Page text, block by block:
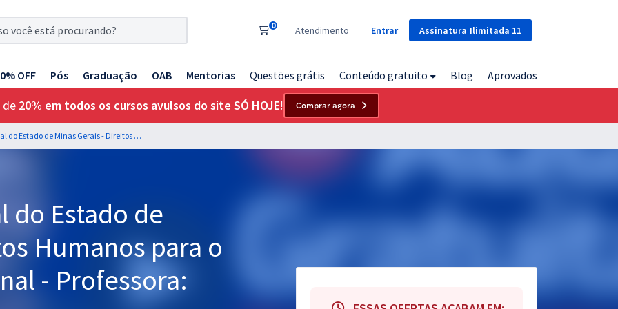
Assinatura Ilimitada 11
0 Atendimento Entrar
OFF Pós Graduação OAB Mentorias Questões grátis Conteúdo gratuito Blog Aprovados
de 20% em todos os cursos avulsos do site SÓ HOJE! Comprar agora
PPMG - Polícia Penal do Estado de Minas Gerais - Direitos Humanos para o Cargo de Policial Penal - Professora: Alice Rocha
do Estado de
Humanos para o
- Professora: